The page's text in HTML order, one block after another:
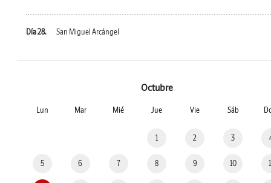
Día 28. San Miguel Arcángel
Octubre
Lun Mar Mié Jue Vie Sáb
1 2 3
5 6 7 8 9 10